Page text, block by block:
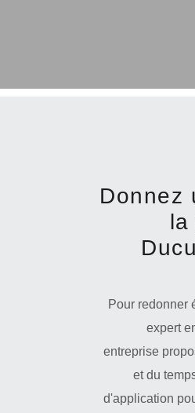
Donnez
Pour redonner
expert
entreprise
et du
d'application